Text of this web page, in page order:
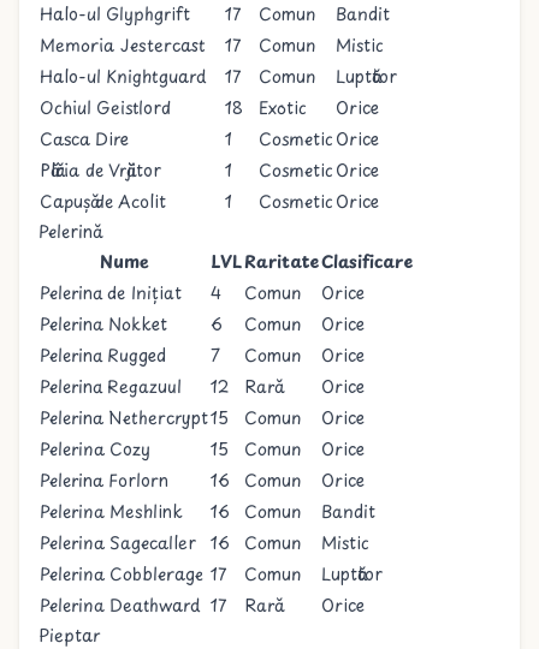
Halo-ul Glyphgrift
17 Comun
Bandit
Memoria Jestercast
17 Comun
Mistic
Halo-ul Knightguard
17 Comun
Luptător
Ochiul Geistlord
18 Exotic
Orice
Casca Dire
1 CosmeticOrice
Pălăria de Vrăjitor
1 CosmeticOrice
Capușă de Acolit
1 CosmeticOrice
Pelerină
Nume
LVLRaritateClasificare
Pelerina de Inițiat
4 Comun
Orice
Pelerina Nokket
6 Comun
Orice
Pelerina Rugged
7 Comun
Orice
Pelerina Regazuul
12 Rară
Orice
Pelerina Nethercrypt15 Comun
Orice
Pelerina Cozy
15 Comun
Orice
Pelerina Forlorn
16 Comun
Orice
Pelerina Meshlink
16 Comun
Bandit
Pelerina Sagecaller 16 Comun
Mistic
Pelerina Cobblerage 17 Comun
Luptător
Pelerina Deathward 17 Rară
Orice
Pieptar